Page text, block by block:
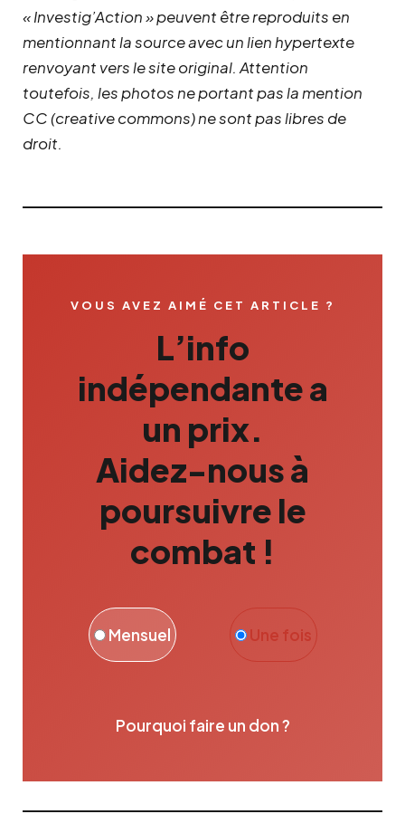
« Investig’Action » peuvent être reproduits en
mentionnant la source avec un lien hypertexte
renvoyant vers le site original. Attention
toutefois, les photos ne portant pas la mention
CC (creative commons) ne sont pas libres de
droit.
VOUS AVEZ AIMÉ CET ARTICLE ?
L’info
indépendante a
un prix.
Aidez-nous à
poursuivre le
combat !
Une fois
Mensuel
Pourquoi faire un don ?